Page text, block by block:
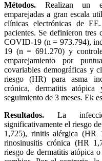
Métodos. Realizan un
emparejadas a gran escala
clínicas electrónicas de
pacientes. Se definieron
COVID-19 (n = 973.794),
19 (n = 691.270) y
emparejamiento por
covariables demográficas y
riesgo (HR) para asma
crónica, dermatitis
seguimiento de 3 meses. Ek
Resultados.La
significativamente el riesgo
1,725), rinitis alérgica
rinosinusitis crónica (HR
riesgo de dermatitis atópica